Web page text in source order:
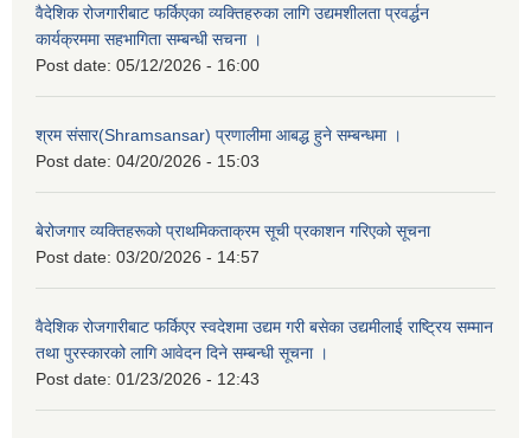
वैदेशिक रोजगारीबाट फर्किएका व्यक्तिहरुका लागि उद्यमशीलता प्रवर्द्धन
कार्यक्रममा सहभागिता सम्बन्धी सचना ।
Post date: 05/12/2026 - 16:00
श्रम संसार(Shramsansar) प्रणालीमा आबद्ध हुने सम्बन्धमा ।
Post date: 04/20/2026 - 15:03
बेरोजगार व्यक्तिहरूको प्राथमिकताक्रम सूची प्रकाशन गरिएको सूचना
Post date: 03/20/2026 - 14:57
वैदेशिक रोजगारीबाट फर्किएर स्वदेशमा उद्यम गरी बसेका उद्यमीलाई राष्ट्रिय सम्मान
तथा पुरस्कारको लागि आवेदन दिने सम्बन्धी सूचना ।
Post date: 01/23/2026 - 12:43